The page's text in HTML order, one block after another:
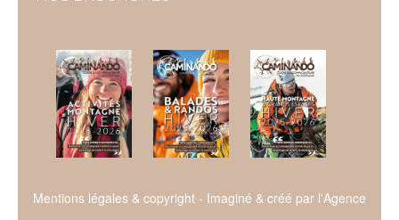
Mentions légales & copyright - Imaginé & créé par l'Agence